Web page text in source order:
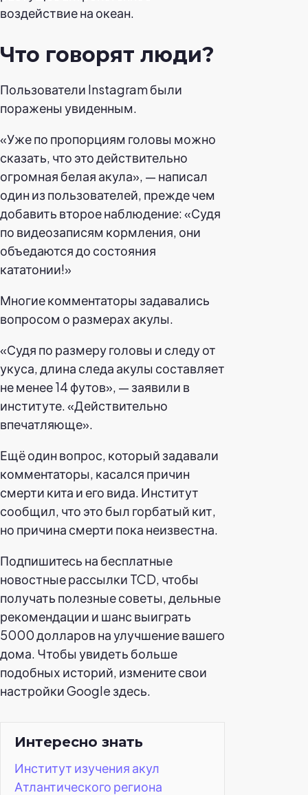
воздействие на океан.
Что говорят люди?
Пользователи Instagram были
поражены увиденным.
«Уже по пропорциям головы можно
сказать, что это действительно
огромная белая акула», — написал
один из пользователей, прежде чем
добавить второе наблюдение: «Судя
по видеозаписям кормления, они
объедаются до состояния
кататонии!»
Многие комментаторы задавались
вопросом о размерах акулы.
«Судя по размеру головы и следу от
укуса, длина следа акулы составляет
не менее 14 футов», — заявили в
институте. «Действительно
впечатляюще».
Ещё один вопрос, который задавали
комментаторы, касался причин
смерти кита и его вида. Институт
сообщил, что это был горбатый кит,
но причина смерти пока неизвестна.
Подпишитесь на бесплатные
новостные рассылки TCD, чтобы
получать полезные советы, дельные
рекомендации и шанс выиграть
5000 долларов на улучшение вашего
дома. Чтобы увидеть больше
подобных историй, измените свои
настройки Google здесь.
Интересно знать
Институт изучения акул
Атлантического региона